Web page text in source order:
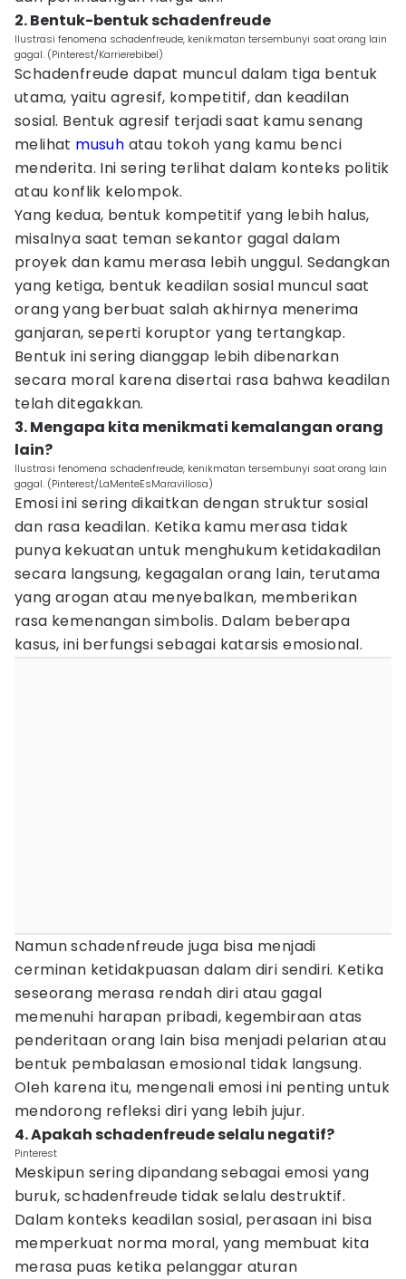
2. Bentuk-bentuk schadenfreude
Ilustrasi fenomena schadenfreude, kenikmatan tersembunyi saat orang lain
gagal. (Pinterest/Karrierebibel)
Schadenfreude dapat muncul dalam tiga bentuk
utama, yaitu agresif, kompetitif, dan keadilan
sosial. Bentuk agresif terjadi saat kamu senang
melihat musuh atau tokoh yang kamu benci
menderita. Ini sering terlihat dalam konteks politik
atau konflik kelompok.
Yang kedua, bentuk kompetitif yang lebih halus,
misalnya saat teman sekantor gagal dalam
proyek dan kamu merasa lebih unggul. Sedangkan
yang ketiga, bentuk keadilan sosial muncul saat
orang yang berbuat salah akhirnya menerima
ganjaran, seperti koruptor yang tertangkap.
Bentuk ini sering dianggap lebih dibenarkan
secara moral karena disertai rasa bahwa keadilan
telah ditegakkan.
3. Mengapa kita menikmati kemalangan orang
lain?
Ilustrasi fenomena schadenfreude, kenikmatan tersembunyi saat orang lain
gagal. (Pinterest/LaMenteEsMaravillosa)
Emosi ini sering dikaitkan dengan struktur sosial
dan rasa keadilan. Ketika kamu merasa tidak
punya kekuatan untuk menghukum ketidakadilan
secara langsung, kegagalan orang lain, terutama
yang arogan atau menyebalkan, memberikan
rasa kemenangan simbolis. Dalam beberapa
kasus, ini berfungsi sebagai katarsis emosional.
Namun schadenfreude juga bisa menjadi
cerminan ketidakpuasan dalam diri sendiri. Ketika
seseorang merasa rendah diri atau gagal
memenuhi harapan pribadi, kegembiraan atas
penderitaan orang lain bisa menjadi pelarian atau
bentuk pembalasan emosional tidak langsung.
Oleh karena itu, mengenali emosi ini penting untuk
mendorong refleksi diri yang lebih jujur.
4. Apakah schadenfreude selalu negatif?
Pinterest
Meskipun sering dipandang sebagai emosi yang
buruk, schadenfreude tidak selalu destruktif.
Dalam konteks keadilan sosial, perasaan ini bisa
memperkuat norma moral, yang membuat kita
merasa puas ketika pelanggar aturan